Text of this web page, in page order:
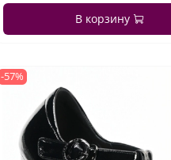
В корзину
-57%